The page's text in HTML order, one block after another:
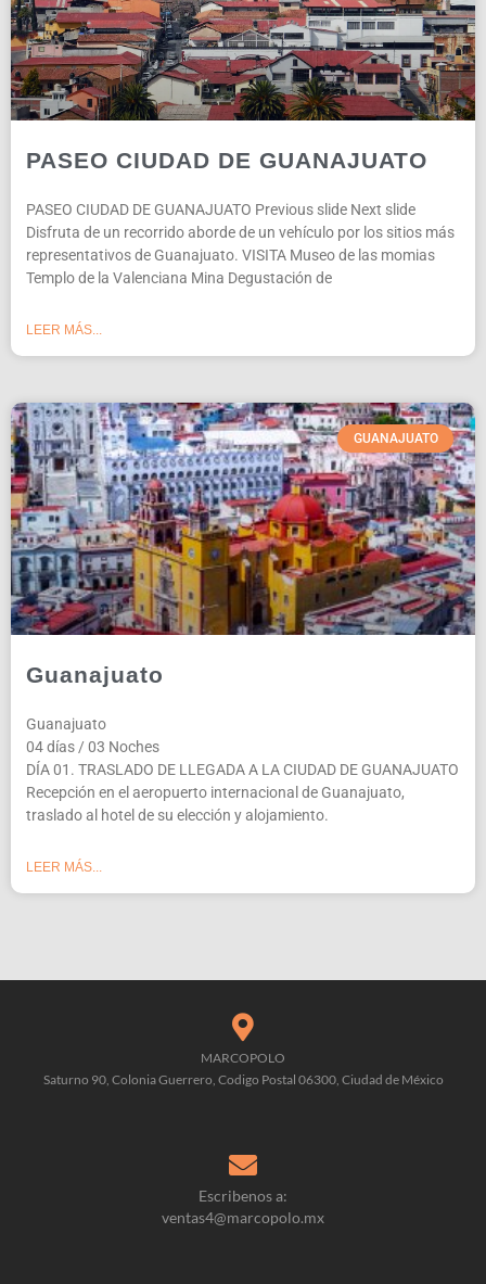
PASEO CIUDAD DE GUANAJUATO
PASEO CIUDAD DE GUANAJUATO Previous slide Next slide
Disfruta de un recorrido aborde de un vehículo por los sitios más
representativos de Guanajuato. VISITA Museo de las momias
Templo de la Valenciana Mina Degustación de
LEER MÁS...
GUANAJUATO
Guanajuato
Guanajuato
04 días / 03 Noches
DÍA 01. TRASLADO DE LLEGADA A LA CIUDAD DE GUANAJUATO
Recepción en el aeropuerto internacional de Guanajuato,
traslado al hotel de su elección y alojamiento.
LEER MÁS...
MARCOPOLO
Saturno 90, Colonia Guerrero, Codigo Postal 06300, Ciudad de México
Escribenos a:
ventas4@marcopolo.mx